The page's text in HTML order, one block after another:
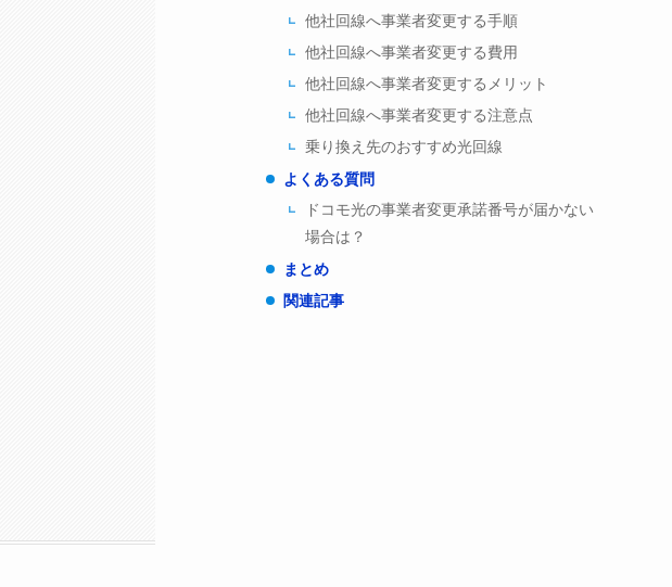
他社回線へ事業者変更する手順
他社回線へ事業者変更する費用
他社回線へ事業者変更するメリット
他社回線へ事業者変更する注意点
乗り換え先のおすすめ光回線
よくある質問
ドコモ光の事業者変更承諾番号が届かない
場合は？
まとめ
関連記事